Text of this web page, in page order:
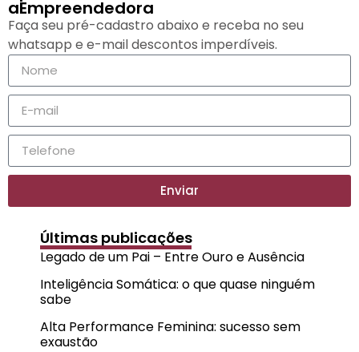
aEmpreendedora
Faça seu pré-cadastro abaixo e receba no seu
whatsapp e e-mail descontos imperdíveis.
Enviar
Últimas publicações
Legado de um Pai – Entre Ouro e Ausência
Inteligência Somática: o que quase ninguém
sabe
Alta Performance Feminina: sucesso sem
exaustão